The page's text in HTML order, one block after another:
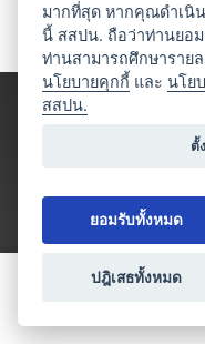
มากที่สุด หากคุณดำเนิ
นี้ สสปน. ถือว่าท่านยอ
ท่านสามารถศึกษารายล
นโยบายคุกกี้ และนโย
สสปน.
ตั้
ยอมรับทั้งหมด
ปฎิเสธทั้งหมด